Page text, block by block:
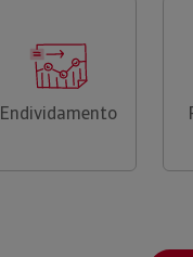
Endividamento